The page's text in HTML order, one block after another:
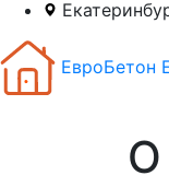
ЕвроБетон
О